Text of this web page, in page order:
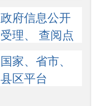
政府信息公开
受理、 查阅点
国家、省市、
县区平台